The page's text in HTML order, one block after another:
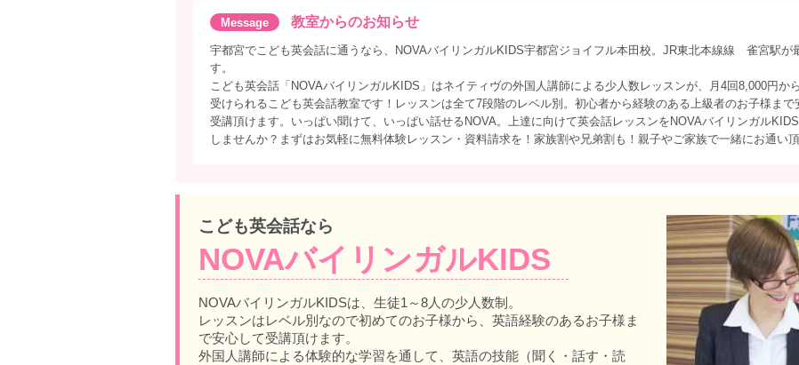
教室からのお知らせ
宇都宮でこども英会話に通うなら、NOVAバイリンガルKIDS宇都宮ジョイフル本田校。JR東北本線線 雀宮駅が
す。
こども英会話「NOVAバイリンガルKIDS」はネイティヴの外国人講師による少人数レッスンが、月4回8,000円か
受けられるこども英会話教室です！レッスンは全て7段階のレベル別。初心者から経験のある上級者のお子様まで
受講頂けます。いっぱい聞けて、いっぱい話せるNOVA。上達に向けて英会話レッスンをNOVAバイリンガル
しませんか？まずはお気軽に無料体験レッスン・資料請求を！家族割や兄弟割も！親子やご家族で一緒にお通い頂
こども英会話なら
NOVAバイリンガルKIDS
NOVAバイリンガルKIDSは、生徒1～8人の少人数制。
レッスンはレベル別なので初めてのお子様から、英語経験のあるお子様ま
で安心して受講頂けます。
外国人講師による体験的な学習を通して、英語の技能（聞く・話す・読